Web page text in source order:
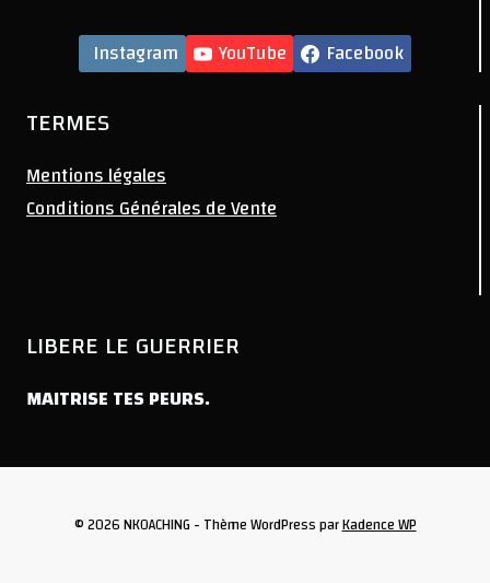
Instagram YouTube Facebook
TERMES
Mentions légales
Conditions Générales de Vente
LIBERE LE GUERRIER
MAITRISE TES PEURS.
© 2026 NKOACHING - Thème WordPress parKadence WP